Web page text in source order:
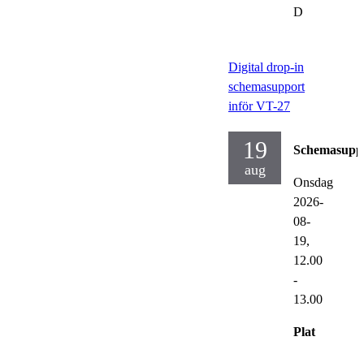
D
Digital drop-in
schemasupport
inför VT-27
19
aug
Onsdag
2026-
08-
19,
12.00
-
13.00
Plat